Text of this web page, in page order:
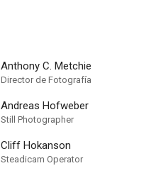
Anthony C. Metchie
Director de Fotografía
Andreas Hofweber
Still Photographer
Cliff Hokanson
Steadicam Operator